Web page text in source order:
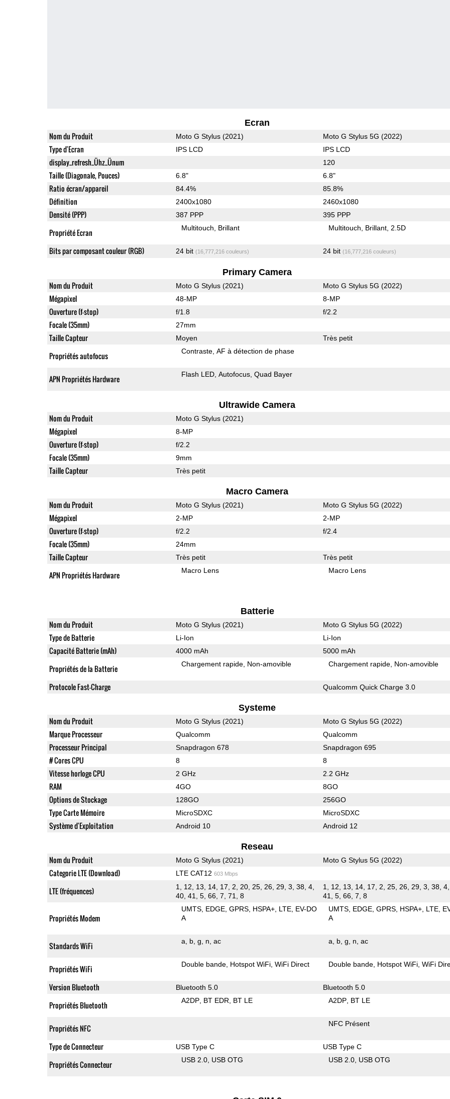
Ecran
Nom du Produit Moto G Stylus (2021) Moto G Stylus 5G (2022)
Type d'Ecran IPS LCD IPS LCD
display_refresh_Ühz_Ünum 120
Taille (Diagonale, Pouces) 6.8" 6.8"
Ratio écran/appareil 84.4% 85.8%
Définition 2400x1080 2460x1080
Densité (PPP) 387 PPP 395 PPP
Propriété Ecran Multitouch Brillant Multitouch Brillant 2.5D
Bits par composant couleur (RGB) 24 bit (16,777,216 couleurs) 24 bit (16,777,216 couleurs)
Primary Camera
Nom du Produit Moto G Stylus (2021) Moto G Stylus 5G (2022)
Mégapixel 48-MP 8-MP
Ouverture (f-stop) f/1.8 f/2.2
Focale (35mm) 27mm
Taille Capteur Moyen Très petit
Propriétés autofocus Contraste AF à détection de phase
APN Propriétés Hardware Flash LED Autofocus Quad Bayer
Ultrawide Camera
Nom du Produit Moto G Stylus (2021)
Mégapixel 8-MP
Ouverture (f-stop) f/2.2
Focale (35mm) 9mm
Taille Capteur Très petit
Macro Camera
Nom du Produit Moto G Stylus (2021) Moto G Stylus 5G (2022)
Mégapixel 2-MP 2-MP
Ouverture (f-stop) f/2.2 f/2.4
Focale (35mm) 24mm
Taille Capteur Très petit Très petit
APN Propriétés Hardware Macro Lens Macro Lens
Batterie
Nom du Produit Moto G Stylus (2021) Moto G Stylus 5G (2022)
Type de Batterie Li-Ion Li-Ion
Capacité Batterie (mAh) 4000 mAh 5000 mAh
Propriétés de la Batterie Chargement rapide Non-amovible Chargement rapide Non-amovible
Protocole Fast-Charge Qualcomm Quick Charge 3.0
Systeme
Nom du Produit Moto G Stylus (2021) Moto G Stylus 5G (2022)
Marque Processeur Qualcomm Qualcomm
Processeur Principal Snapdragon 678 Snapdragon 695
# Cores CPU 8 8
Vitesse horloge CPU 2 GHz 2.2 GHz
RAM 4GO 8GO
Options de Stockage 128GO 256GO
Type Carte Mémoire MicroSDXC MicroSDXC
Système d'Exploitation Android 10 Android 12
Reseau
Nom du Produit Moto G Stylus (2021) Moto G Stylus 5G (2022)
Categorie LTE (Download) LTE CAT12 603 Mbps
LTE (fréquences)
1, 12, 13, 14, 17, 2, 20, 25, 26, 29, 3, 38, 4,
40, 41, 5, 66, 7, 71, 8
1, 12, 13, 14, 17, 2, 25, 26, 29, 3, 38, 4,
41, 5, 66, 7, 8
Propriétés Modem
UMTS EDGE GPRS HSPA+ LTE EV-DO
A
UMTS EDGE GPRS HSPA+ LTE
A
Standards WiFi a b g n ac a b g n ac
Propriétés WiFi Double bande Hotspot WiFi WiFi Direct Double bande Hotspot WiFi WiFi
Version Bluetooth Bluetooth 5.0 Bluetooth 5.0
Propriétés Bluetooth A2DP BT EDR BT LE A2DP BT LE
Propriétés NFC NFC Présent
Type de Connecteur USB Type C USB Type C
Propriétés Connecteur USB 2.0 USB OTG USB 2.0 USB OTG